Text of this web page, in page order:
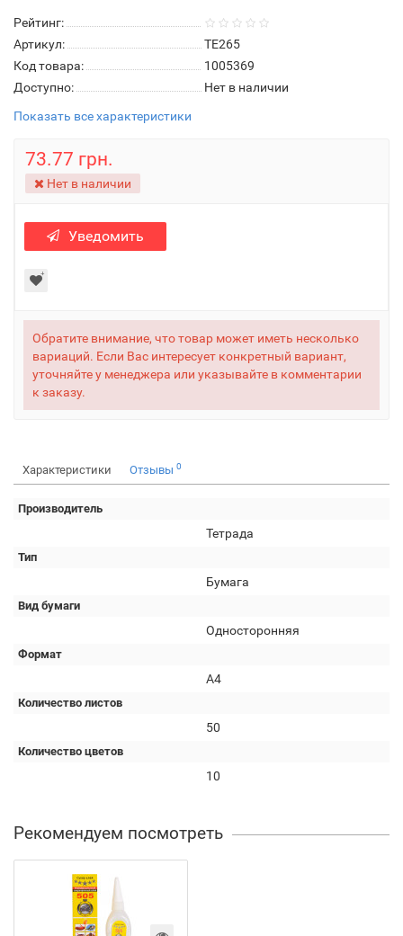
Рейтинг:
Артикул:
ТЕ265
Код товара:
1005369
Доступно:
Нет в наличии
Показать все характеристики
73.77 грн.
Нет в наличии
Уведомить
Обратите внимание, что товар может иметь несколько
вариаций. Если Вас интересует конкретный вариант,
уточняйте у менеджера или указывайте в комментарии
к заказу.
Характеристики Отзывы 0
Производитель
Тетрада
Тип
Бумага
Вид бумаги
Односторонняя
Формат
А4
Количество листов
50
Количество цветов
10
Рекомендуем посмотреть